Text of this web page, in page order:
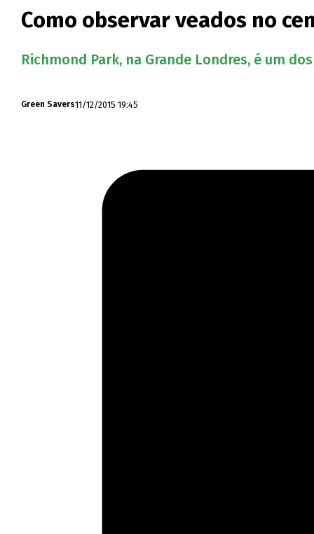
Como observar veados no
Richmond Park, na Grande Londres, é um
Green Savers11/12/2015 19:45